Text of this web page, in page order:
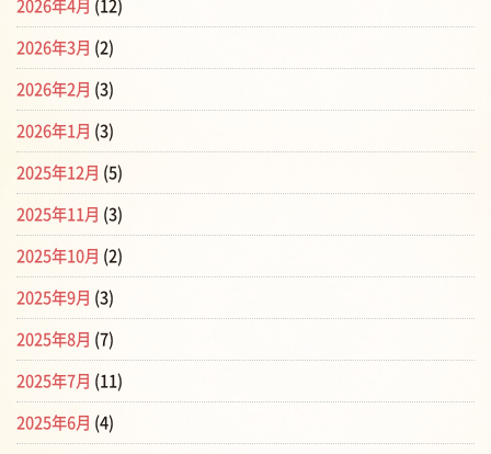
2026年4月 (12)
2026年3月 (2)
2026年2月 (3)
2026年1月 (3)
2025年12月 (5)
2025年11月 (3)
2025年10月 (2)
2025年9月 (3)
2025年8月 (7)
2025年7月 (11)
2025年6月 (4)